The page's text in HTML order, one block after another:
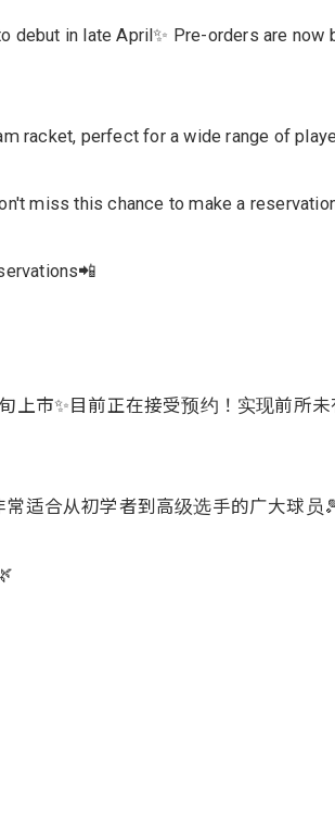
in late April✨ Pre-orders are
racket, perfect for a wide range of
miss this chance to make a
上市✨目前正在接受预约！实现前所
适合从初学者到高级选手的广大球员
い合わせはこちら
い合わせはこちら